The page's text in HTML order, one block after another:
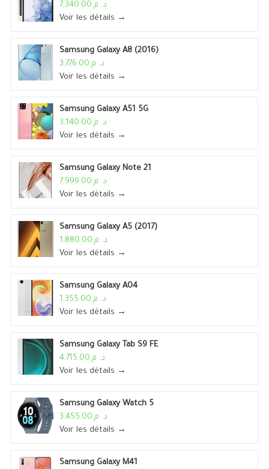
د. م.7,340.00
Voir les détails →
Samsung Galaxy A8 (2016)
د. م.3,776.00
Voir les détails →
Samsung Galaxy A51 5G
د. م.3,140.00
Voir les détails →
Samsung Galaxy Note 21
د. م.7,999.00
Voir les détails →
Samsung Galaxy A5 (2017)
د. م.1,880.00
Voir les détails →
Samsung Galaxy A04
د. م.1,355.00
Voir les détails →
Samsung Galaxy Tab S9 FE
د. م.4,715.00
Voir les détails →
Samsung Galaxy Watch 5
د. م.3,455.00
Voir les détails →
Samsung Galaxy M41